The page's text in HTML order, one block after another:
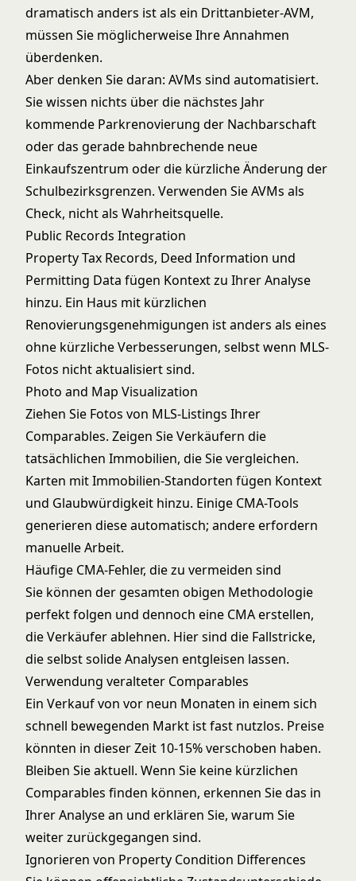
dramatisch anders ist als ein Drittanbieter-AVM,
müssen Sie möglicherweise Ihre Annahmen
überdenken.
Aber denken Sie daran: AVMs sind automatisiert.
Sie wissen nichts über die nächstes Jahr
kommende Parkrenovierung der Nachbarschaft
oder das gerade bahnbrechende neue
Einkaufszentrum oder die kürzliche Änderung der
Schulbezirksgrenzen. Verwenden Sie AVMs als
Check, nicht als Wahrheitsquelle.
Public Records Integration
Property Tax Records, Deed Information und
Permitting Data fügen Kontext zu Ihrer Analyse
hinzu. Ein Haus mit kürzlichen
Renovierungsgenehmigungen ist anders als eines
ohne kürzliche Verbesserungen, selbst wenn MLS-
Fotos nicht aktualisiert sind.
Photo and Map Visualization
Ziehen Sie Fotos von MLS-Listings Ihrer
Comparables. Zeigen Sie Verkäufern die
tatsächlichen Immobilien, die Sie vergleichen.
Karten mit Immobilien-Standorten fügen Kontext
und Glaubwürdigkeit hinzu. Einige CMA-Tools
generieren diese automatisch; andere erfordern
manuelle Arbeit.
Häufige CMA-Fehler, die zu vermeiden sind
Sie können der gesamten obigen Methodologie
perfekt folgen und dennoch eine CMA erstellen,
die Verkäufer ablehnen. Hier sind die Fallstricke,
die selbst solide Analysen entgleisen lassen.
Verwendung veralteter Comparables
Ein Verkauf von vor neun Monaten in einem sich
schnell bewegenden Markt ist fast nutzlos. Preise
könnten in dieser Zeit 10-15% verschoben haben.
Bleiben Sie aktuell. Wenn Sie keine kürzlichen
Comparables finden können, erkennen Sie das in
Ihrer Analyse an und erklären Sie, warum Sie
weiter zurückgegangen sind.
Ignorieren von Property Condition Differences